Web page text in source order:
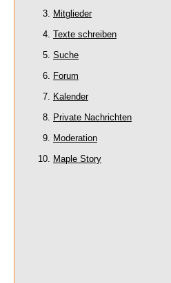
Mitglieder
Texte schreiben
Suche
Forum
Kalender
Private Nachrichten
Moderation
Maple Story